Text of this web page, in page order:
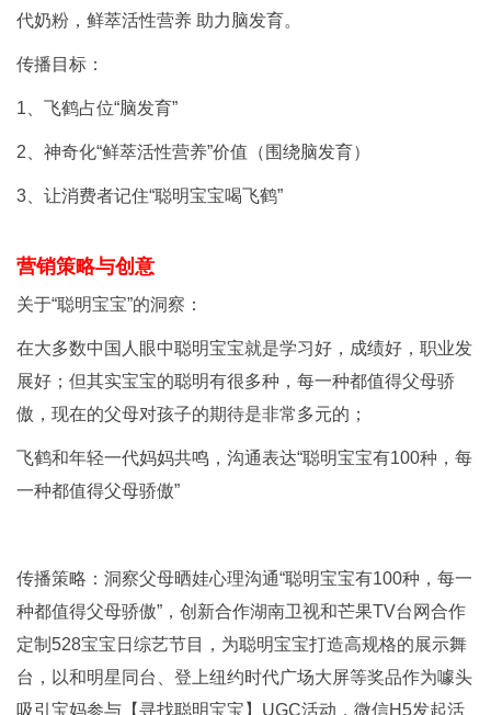
代奶粉，鲜萃活性营养 助力脑发育。
传播目标：
1、飞鹤占位“脑发育”
2、神奇化“鲜萃活性营养”价值（围绕脑发育）
3、让消费者记住“聪明宝宝喝飞鹤”
营销策略与创意
关于“聪明宝宝”的洞察：
在大多数中国人眼中聪明宝宝就是学习好，成绩好，职业发
展好；但其实宝宝的聪明有很多种，每一种都值得父母骄
傲，现在的父母对孩子的期待是非常多元的；
飞鹤和年轻一代妈妈共鸣，沟通表达“聪明宝宝有100种，每
一种都值得父母骄傲”
传播策略：洞察父母晒娃心理沟通“聪明宝宝有100种，每一
种都值得父母骄傲”，创新合作湖南卫视和芒果TV台网合作
定制528宝宝日综艺节目，为聪明宝宝打造高规格的展示舞
台，以和明星同台、登上纽约时代广场大屏等奖品作为噱头
吸引宝妈参与【寻找聪明宝宝】UGC活动，微信H5发起活